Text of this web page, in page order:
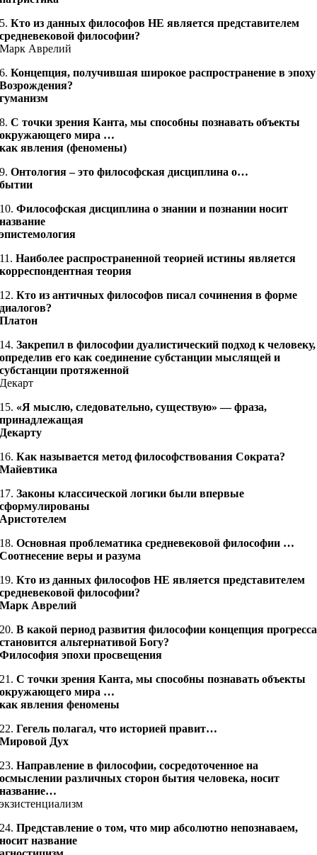
5.Кто из данных философов НЕ является представителем
средневековой философии?
Марк Аврелий
6.Концепция, получившая широкое распространение в эпоху
Возрождения?
гуманизм
8. С точки зрения Канта, мы способны познавать объекты
окружающего мира …
как явления (феномены)
9.Онтология – это философская дисциплина о…
бытии
10. Философская дисциплина о знании и познании носит
название
эпистемология
11.Наиболее распространенной теорией истины является
корреспондентная теория
12.Кто из античных философов писал сочинения в форме
диалогов?
Платон
14.Закрепил в философии дуалистический подход к человеку,
определив его как соединение субстанции мыслящей и
субстанции протяженной
Декарт
15. «Я мыслю, следовательно, существую» — фраза,
принадлежащая
Декарту
16. Как называется метод философствования Сократа?
Майевтика
17.Законы классической логики были впервые
сформулированы
Аристотелем
18.Основная проблематика средневековой философии …
Соотнесение веры и разума
19.Кто из данных философов НЕ является представителем
средневековой философии?
Марк Аврелий
20.В какой период развития философии концепция прогресса
становится альтернативой Богу?
Философия эпохи просвещения
21. С точки зрения Канта, мы способны познавать объекты
окружающего мира …
как явления феномены
22.Гегель полагал, что историей правит…
Мировой Дух
23.Направление в философии, сосредоточенное на
осмыслении различных сторон бытия человека, носит
название…
экзистенциализм
24.Представление о том, что мир абсолютно непознаваем,
носит название